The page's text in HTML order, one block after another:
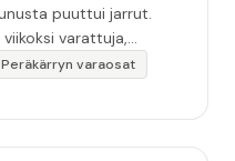
puuttui jarrut.
varattuja,
Eräs vaunuhuolto
Trailertukkuun.
Peräkärryn varaosat